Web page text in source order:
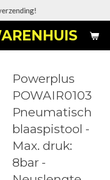
Powerplus
POWAIR0103
Pneumatisch
blaaspistool -
Max. druk:
8bar -